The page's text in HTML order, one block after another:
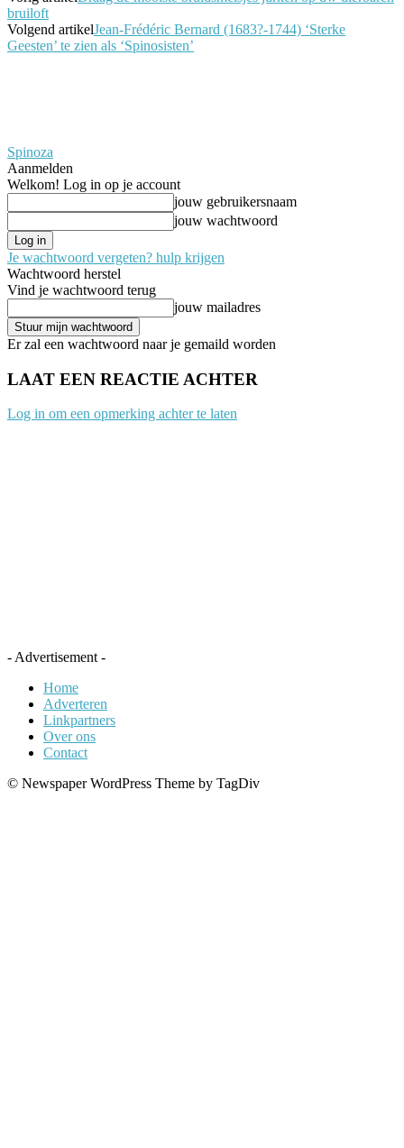
bruiloft
Volgend artikelJean-Frédéric Bernard (1683?-1744) ‘Sterke
Geesten’ te zien als ‘Spinosisten’
Spinoza
Aanmelden
Welkom! Log in op je account
jouw gebruikersnaam
jouw wachtwoord
Je wachtwoord vergeten? hulp krijgen
Wachtwoord herstel
Vind je wachtwoord terug
jouw mailadres
Er zal een wachtwoord naar je gemaild worden
LAAT EEN REACTIE ACHTER
Log in om een opmerking achter te laten
- Advertisement -
Home
Adverteren
Linkpartners
Over ons
Contact
© Newspaper WordPress Theme by TagDiv